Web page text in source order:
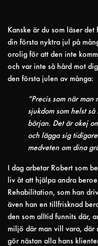
Kanske är du som läser
din första nyktra jul på
orolig för att den inte
och var inte så hård mot
den första julen av många:
“Precis som när
sjukdom som helst
början. Det är okej
och lägga sig
medveten om dina
I dag arbetar Robert som
liv åt att hjälpa andra
Rehabilitation, som han
även han en tillfrisknad
den som alltid funnits där,
miljö där man vill vara, där
gör nästan alla hans